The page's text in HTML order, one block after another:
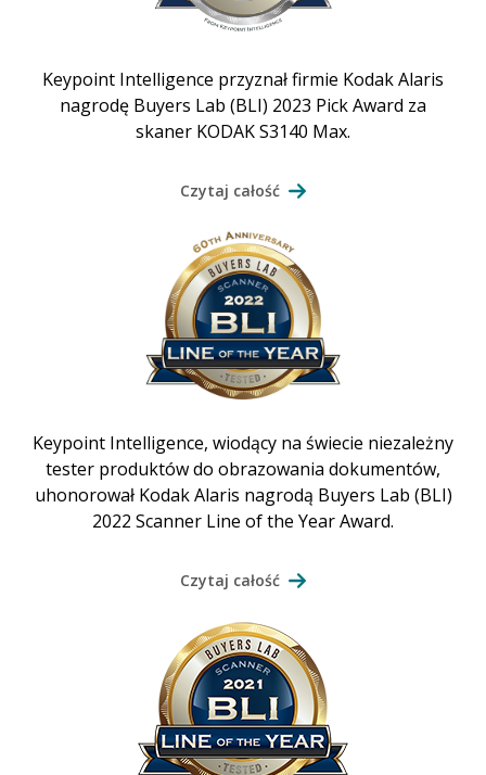
Keypoint Intelligence przyznał firmie Kodak Alaris
nagrodę Buyers Lab (BLI) 2023 Pick Award za
skaner KODAK S3140 Max.
Czytaj całość
Keypoint Intelligence, wiodący na świecie niezależny
tester produktów do obrazowania dokumentów,
uhonorował Kodak Alaris nagrodą Buyers Lab (BLI)
2022 Scanner Line of the Year Award.
Czytaj całość